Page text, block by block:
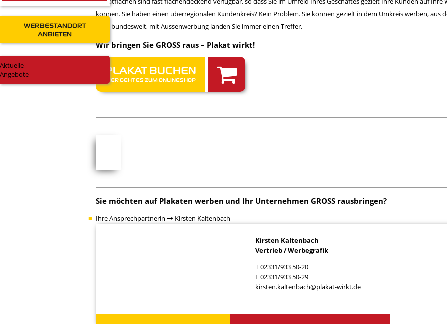
können. Sie haben einen überregionalen Kundenkreis? Kein Problem. Sie können gezielt in dem Umkreis werben, aus
oder bundesweit, mit Aussenwerbung landen Sie immer einen Treffer.
Wir bringen Sie GROSS raus – Plakat wirkt!
PLAKAT BUCHEN
HIER GEHT ES ZUM ONLINESHOP
Sie möchten auf Plakaten werben und Ihr Unternehmen GROSS rausbringen?
Ihre Ansprechpartnerin Kirsten Kaltenbach
Kirsten Kaltenbach
Vertrieb / Werbegrafik
T 02331/933 50-20
F 02331/933 50-29
kirsten.kaltenbach@plakat-wirkt.de
WERBESTANDORT
ANBIETEN
Aktuelle
Angebote